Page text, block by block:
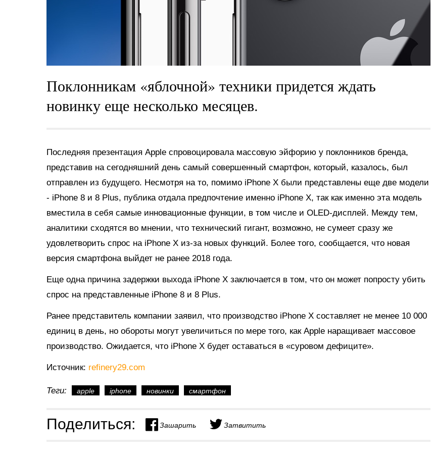
Поклонникам «яблочной» техники придется ждать
новинку еще несколько месяцев.
Последняя презентация Apple спровоцировала массовую эйфорию у поклонников бренда,
представив на сегодняшний день самый совершенный смартфон, который, казалось, был
отправлен из будущего. Несмотря на то, помимо iPhone X были представлены еще две модели
- iPhone 8 и 8 Plus, публика отдала предпочтение именно iPhone X, так как именно эта модель
вместила в себя самые инновационные функции, в том числе и OLED-дисплей. Между тем,
аналитики сходятся во мнении, что технический гигант, возможно, не сумеет сразу же
удовлетворить спрос на iPhone X из-за новых функций. Более того, сообщается, что новая
версия смартфона выйдет не ранее 2018 года.
Еще одна причина задержки выхода iPhone X заключается в том, что он может попросту убить
спрос на представленные iPhone 8 и 8 Plus.
Ранее представитель компании заявил, что производство iPhone Х составляет не менее 10 000
единиц в день, но обороты могут увеличиться по мере того, как Apple наращивает массовое
производство. Ожидается, что iPhone Х будет оставаться в «суровом дефиците».
Источник: refinery29.com
Теги: apple iphone новинки смартфон
Поделиться: Зашарить Затвитить